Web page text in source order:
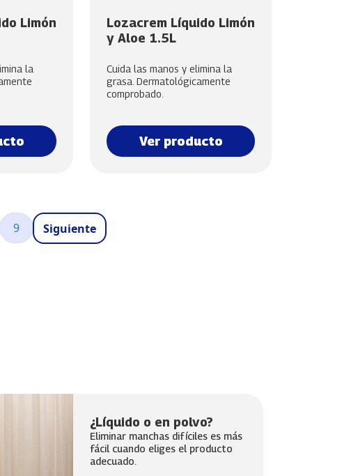
Limón
la
Lozacrem Líquido Limón
y Aloe 1.5L
Cuida las manos y elimina la
grasa. Dermatológicamente
comprobado.
Ver producto
Página
9 Siguiente página
Siguiente
¿Líquido o en polvo?
Eliminar manchas difíciles es más
fácil cuando eliges el producto
adecuado.